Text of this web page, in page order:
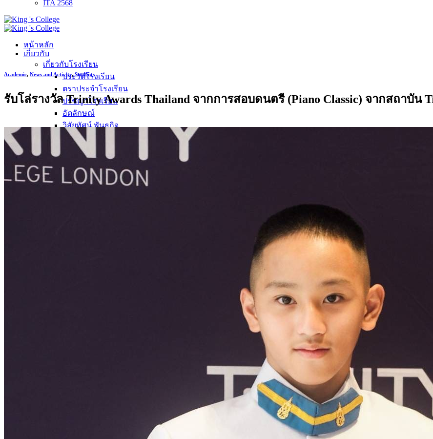
ITA 2568
หน้าหลัก
เกี่ยวกับ
เกี่ยวกับโรงเรียน
ประวัติโรงเรียน
ตราประจำโรงเรียน
ปรัชญาโรงเรียน
อัตลักษณ์
วิสัยทัศน์ พันธกิจ
การบริหาร
คณะผู้บริหาร
ทำเนียบผู้อำนวยการ
กลุ่มบริหารงานวิชาการ
กลุ่มบริหารงานงบประมาณ
Academic, News and Activity,Students
รับโล่รางวัล Trinity Awards Thailand จากการสอบดนตรี (Piano Classic) จากสถาบัน